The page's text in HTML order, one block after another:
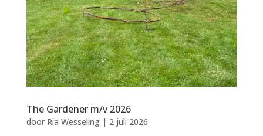
The Gardener m/v 2026
door Ria Wesseling| 2 juli 2026